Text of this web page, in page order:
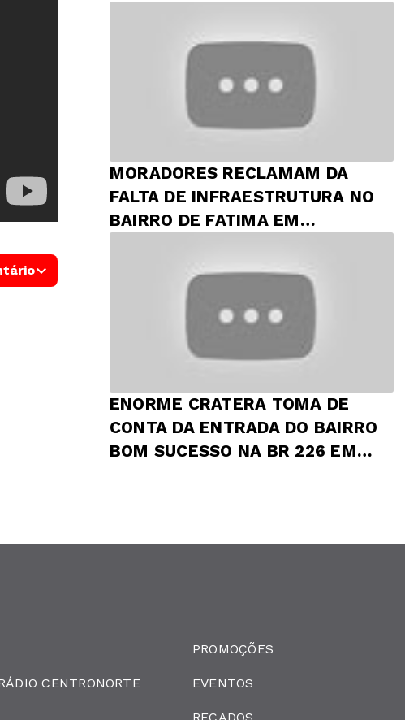
MORADORES RECLAMAM DA
FALTA DE INFRAESTRUTURA NO
BAIRRO DE FATIMA EM
ENORME CRATERA TOMA DE
CONTA DA ENTRADA DO BAIRRO
BOM SUCESSO NA BR 226 EM
CENTRONORTE
PROMOÇÕES
EVENTOS